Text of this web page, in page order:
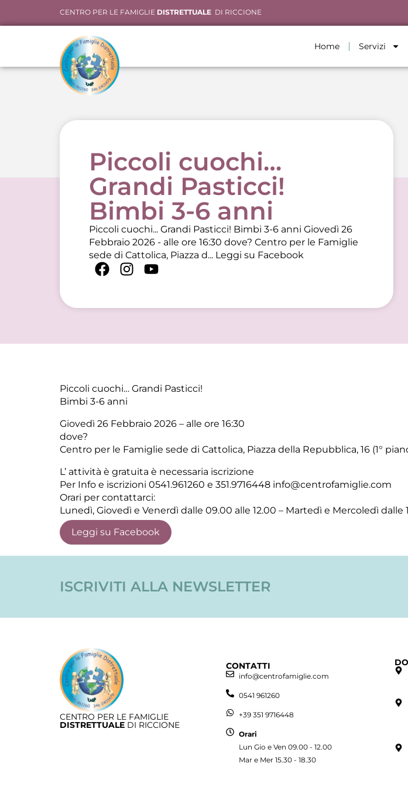
CENTRO PER LE FAMIGLIE DISTRETTUALE DI RICCIONE
Home Servizi
Piccoli cuochi…
Grandi Pasticci!
Bimbi 3-6 anni
Piccoli cuochi... Grandi Pasticci! Bimbi 3-6 anni Giovedì 26
Febbraio 2026 - alle ore 16:30 dove? Centro per le Famiglie
sede di Cattolica, Piazza d... Leggi su Facebook
Piccoli cuochi… Grandi Pasticci!
Bimbi 3-6 anni
Giovedì 26 Febbraio 2026 – alle ore 16:30
dove?
Centro per le Famiglie sede di Cattolica, Piazza della Repubblica, 16 (1°
L’ attività è gratuita è necessaria iscrizione
Per Info e iscrizioni 0541.961260 e 351.9716448 info@centrofamiglie.com
Orari per contattarci:
Lunedì, Giovedì e Venerdì dalle 09.00 alle 12.00 – Martedì e Mercoledì dalle
Leggi su Facebook
ISCRIVITI ALLA NEWSLETTER
CENTRO PER LE FAMIGLIE
DISTRETTUALE DI RICCIONE
CONTATTI
info@centrofamiglie.com
0541 961260
+39 351 9716448
Orari
Lun Gio e Ven 09.00 - 12.00
Mar e Mer 15.30 - 18.30